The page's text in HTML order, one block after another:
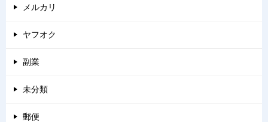
メルカリ
ヤフオク
副業
未分類
郵便